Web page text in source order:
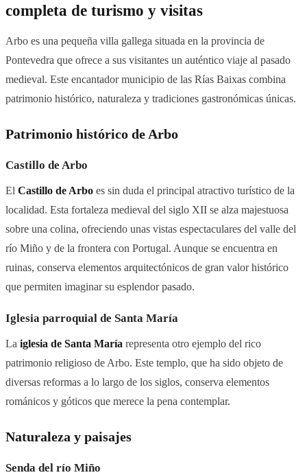
completa de turismo y visitas
Arbo es una pequeña villa gallega situada en la provincia de
Pontevedra que ofrece a sus visitantes un auténtico viaje al pasado
medieval. Este encantador municipio de las Rías Baixas combina
patrimonio histórico, naturaleza y tradiciones gastronómicas únicas.
Patrimonio histórico de Arbo
Castillo de Arbo
El Castillo de Arbo es sin duda el principal atractivo turístico de la
localidad. Esta fortaleza medieval del siglo XII se alza majestuosa
sobre una colina, ofreciendo unas vistas espectaculares del valle del
río Miño y de la frontera con Portugal. Aunque se encuentra en
ruinas, conserva elementos arquitectónicos de gran valor histórico
que permiten imaginar su esplendor pasado.
Iglesia parroquial de Santa María
La iglesia de Santa María representa otro ejemplo del rico
patrimonio religioso de Arbo. Este templo, que ha sido objeto de
diversas reformas a lo largo de los siglos, conserva elementos
románicos y góticos que merece la pena contemplar.
Naturaleza y paisajes
Senda del río Miño